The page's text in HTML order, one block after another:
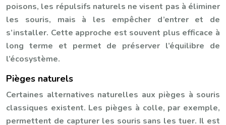
poisons, les répulsifs naturels ne visent pas à éliminer
les souris, mais à les empêcher d’entrer et de
s’installer. Cette approche est souvent plus efficace à
long terme et permet de préserver l’équilibre de
l’écosystème.
Pièges naturels
Certaines alternatives naturelles aux pièges à souris
classiques existent. Les pièges à colle, par exemple,
permettent de capturer les souris sans les tuer. Il est